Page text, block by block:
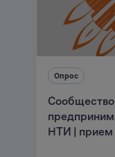
Опрос
Сообщество
НТИ | прием